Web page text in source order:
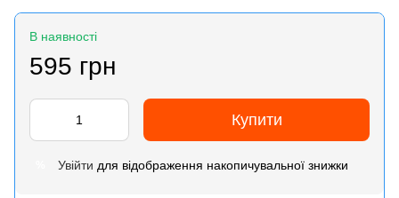
В наявності
595 грн
Купити
Увійти для відображення накопичувальної знижки